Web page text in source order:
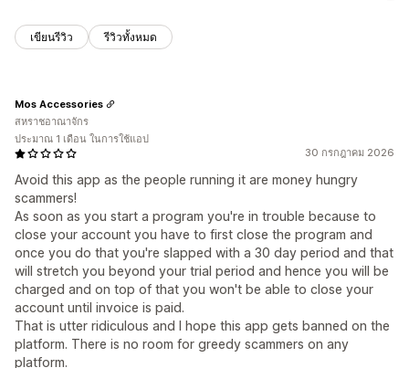
เขียนรีวิว รีวิวทั้งหมด
30 กรกฎาคม 2026
Avoid this app as the people running it are money hungry
scammers!
As soon as you start a program you're in trouble because to
close your account you have to first close the program and
once you do that you're slapped with a 30 day period and that
will stretch you beyond your trial period and hence you will be
charged and on top of that you won't be able to close your
account until invoice is paid.
That is utter ridiculous and I hope this app gets banned on the
platform. There is no room for greedy scammers on any
platform.
Mos Accessories
สหราชอาณาจักร
ประมาณ 1 เดือน ในการใช้แอป